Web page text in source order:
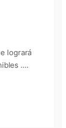
logrará
....